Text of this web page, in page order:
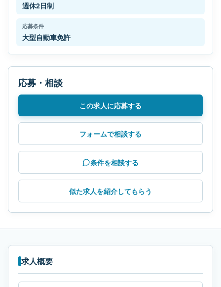
週休2日制
応募条件
大型自動車免許
応募・相談
この求人に応募する
フォームで相談する
条件を相談する
似た求人を紹介してもらう
求人概要